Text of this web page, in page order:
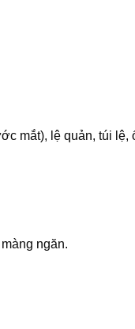
mắt), lệ quản, túi lệ,
ngăn.